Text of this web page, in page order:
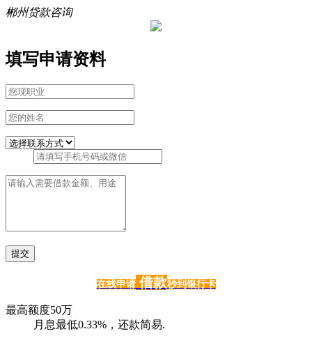
郴州贷款咨询
填写申请资料
在线申请借款秒到银行卡
最高额度50万
月息最低0.33%，还款简易.